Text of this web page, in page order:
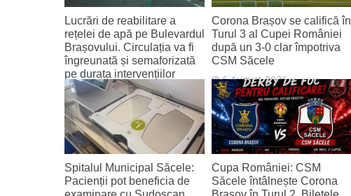
Lucrări de reabilitare a
rețelei de apă pe Bulevardul
Brașovului. Circulația va fi
îngreunată și semaforizată
pe durata intervențiilor
6 August 2026
Corona Brașov se califică în
Turul 3 al Cupei României
după un 3-0 clar împotriva
CSM Săcele
6 August 2026
Spitalul Municipal Săcele:
Pacienții pot beneficia de
Cupa României: CSM
Săcele întâlnește Corona